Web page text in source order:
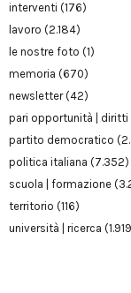
interventi (176)
lavoro (2.184)
le nostre foto (1)
memoria (670)
newsletter(42)
pari opportunità | diritti
partito democratico
politica italiana (7.352)
scuola | formazione
territorio (116)
università | ricerca